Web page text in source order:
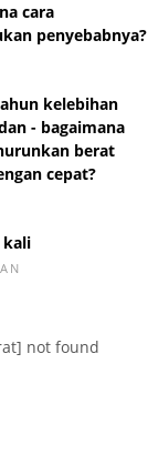
cara
penyebabnya?
kelebihan
- bagaimana
berat
cepat?
kali
not found